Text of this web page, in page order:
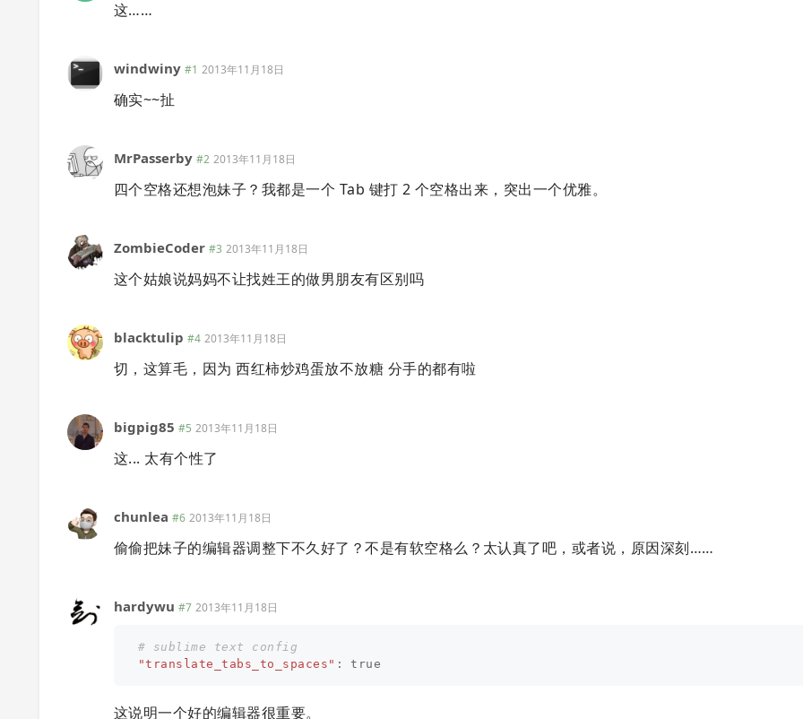
这……
windwiny #1 2013年11月18日
确实~~扯
MrPasserby #2 2013年11月18日
四个空格还想泡妹子？我都是一个 Tab 键打 2 个空格出来，突出一个优雅。
ZombieCoder #3 2013年11月18日
这个姑娘说妈妈不让找姓王的做男朋友有区别吗
blacktulip #4 2013年11月18日
切，这算毛，因为 西红柿炒鸡蛋放不放糖 分手的都有啦
bigpig85 #5 2013年11月18日
这... 太有个性了
chunlea #6 2013年11月18日
偷偷把妹子的编辑器调整下不久好了？不是有软空格么？太认真了吧，或者说，原因深刻……
hardywu #7 2013年11月18日
"translate_tabs_to_spaces " : true
这说明一个好的编辑器很重要。